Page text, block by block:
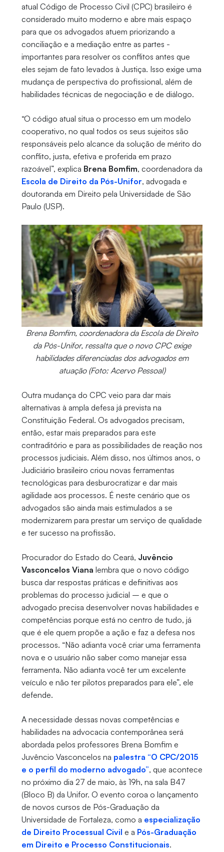
atual Código de Processo Civil (CPC) brasileiro é
considerado muito moderno e abre mais espaço
para que os advogados atuem priorizando a
conciliação e a mediação entre as partes -
importantes para resolver os conflitos antes que
eles sejam de fato levados à Justiça. Isso exige uma
mudança de perspectiva do profissional, além de
habilidades técnicas de negociação e de diálogo.
“O código atual situa o processo em um modelo
cooperativo, no qual todos os seus sujeitos são
responsáveis pelo alcance da solução de mérito do
conflito, justa, efetiva e proferida em prazo
razoável”, explica Brena Bomfim, coordenadora da
Escola de Direito da Pós-Unifor, advogada e
doutoranda em Direito pela Universidade de São
Paulo (USP).
Brena Bomfim, coordenadora da Escola de Direito
da Pós-Unifor, ressalta que o novo CPC exige
habilidades diferenciadas dos advogados em
atuação (Foto: Acervo Pessoal)
Outra mudança do CPC veio para dar mais
alternativas à ampla defesa já prevista na
Constituição Federal. Os advogados precisam,
então, estar mais preparados para este
contraditório e para as possibilidades de reação nos
processos judiciais. Além disso, nos últimos anos, o
Judiciário brasileiro criou novas ferramentas
tecnológicas para desburocratizar e dar mais
agilidade aos processos. É neste cenário que os
advogados são ainda mais estimulados a se
modernizarem para prestar um serviço de qualidade
e ter sucesso na profissão.
Procurador do Estado do Ceará, Juvêncio
Vasconcelos Viana lembra que o novo código
busca dar respostas práticas e definitivas aos
problemas do processo judicial – e que o
advogado precisa desenvolver novas habilidades e
competências porque está no centro de tudo, já
que é ele quem propõe a ação e faz a defesa nos
processos. “Não adianta você criar uma ferramenta
nova e o usuário não saber como manejar essa
ferramenta. Não adianta você ter um excelente
veículo e não ter pilotos preparados para ele”, ele
defende.
A necessidade dessas novas competências e
habilidades na advocacia contemporânea será
abordada pelos professores Brena Bomfim e
Juvêncio Vasconcelos na palestra “O CPC/2015
e o perfil do moderno advogado”, que acontece
no próximo dia 27 de maio, às 19h, na sala B47
(Bloco B) da Unifor. O evento coroa o lançamento
de novos cursos de Pós-Graduação da
Universidade de Fortaleza, como a especialização
de Direito Processual Civil e a Pós-Graduação
em Direito e Processo Constitucionais.